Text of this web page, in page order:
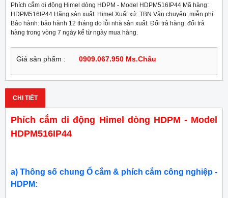
Phích cắm di động Himel dòng HDPM - Model HDPM516IP44 Mã hàng:
HDPM516IP44 Hãng sản xuất: Himel Xuất xứ: TBN Vận chuyển: miễn phí.
Bảo hành: bảo hành 12 tháng do lỗi nhà sản xuất. Đổi trả hàng: đổi trả
hàng trong vòng 7 ngày kể từ ngày mua hàng.
Giá sản phẩm : 0909.067.950 Ms.Châu
CHI TIẾT
Phích cắm di động Himel dòng HDPM - Model
HDPM516IP44
a) Thông số chung Ổ cắm & phích cắm công nghiệp -
HDPM: